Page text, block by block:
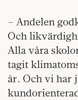
– Andelen
Och
Alla våra
tagit
år. Och vi har